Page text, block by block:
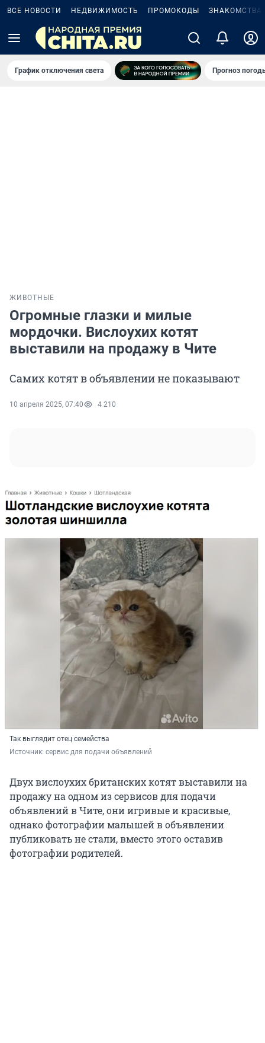
ВСЕ НОВОСТИ НЕДВИЖИМОСТЬ ПРОМОКОДЫ ЗНАКОМСТВА
График отключения света Прогноз
ЖИВОТНЫЕ
Огромные глазки и милые
мордочки. Вислоухих котят
выставили на продажу в Чите
Самих котят в объявлении не показывают
10 апреля 2025, 07:40 4 210
Так выглядит отец семейства
Источник: сервис для подачи объявлений
Двух вислоухих британских котят выставили на
продажу на одном из сервисов для подачи
объявлений в Чите, они игривые и красивые,
однако фотографии малышей в объявлении
публиковать не стали, вместо этого оставив
фотографии родителей.